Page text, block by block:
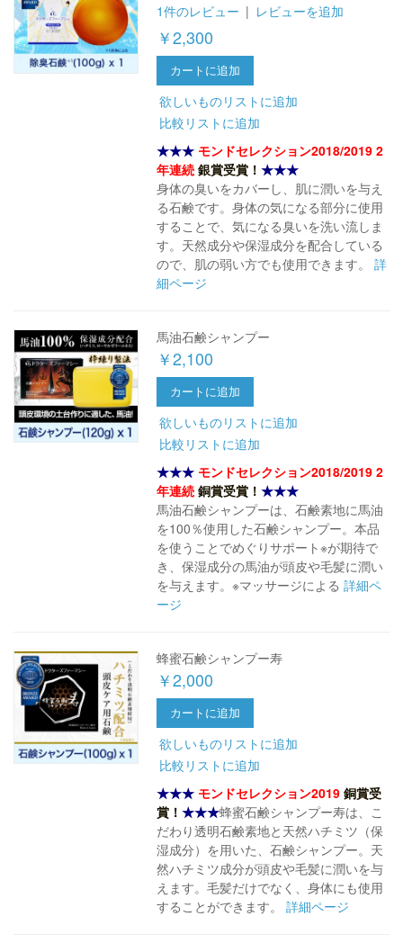
1件のレビュー | レビューを追加
￥2,300
カートに追加
欲しいものリストに追加
比較リストに追加
★★★ モンドセレクション2018/2019 2
年連続 銀賞受賞！★★★
身体の臭いをカバーし、肌に潤いを与え
る石鹸です。身体の気になる部分に使用
することで、気になる臭いを洗い流しま
す。天然成分や保湿成分を配合している
ので、肌の弱い方でも使用できます。詳
細ページ
馬油石鹸シャンプー
￥2,100
カートに追加
欲しいものリストに追加
比較リストに追加
★★★ モンドセレクション2018/2019 2
年連続 銅賞受賞！★★★
馬油石鹸シャンプーは、石鹸素地に馬油
を100％使用した石鹸シャンプー。本品
を使うことでめぐりサポート※が期待で
き、保湿成分の馬油が頭皮や毛髪に潤い
を与えます。※マッサージによる詳細ペ
ージ
蜂蜜石鹸シャンプー寿
￥2,000
カートに追加
欲しいものリストに追加
比較リストに追加
★★★ モンドセレクション2019 銅賞受
賞！★★★蜂蜜石鹸シャンプー寿は、こ
だわり透明石鹸素地と天然ハチミツ（保
湿成分）を用いた、石鹸シャンプー。天
然ハチミツ成分が頭皮や毛髪に潤いを与
えます。毛髪だけでなく、身体にも使用
することができます。詳細ページ